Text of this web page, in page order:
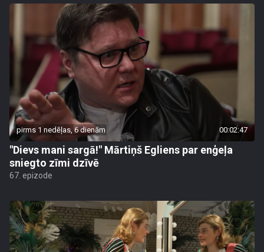
pirms 1 nedēļas, 6 dienām 00:02:47
"Dievs mani sargā!" Mārtiņš Egliens par enģeļa
sniegto zīmi dzīvē
67. epizode